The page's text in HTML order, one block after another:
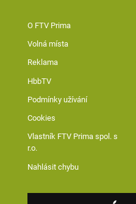
O FTV Prima
Volná místa
Reklama
HbbTV
Podmínky užívání
Cookies
Vlastník FTV Prima spol. s
r.o.
Nahlásit chybu